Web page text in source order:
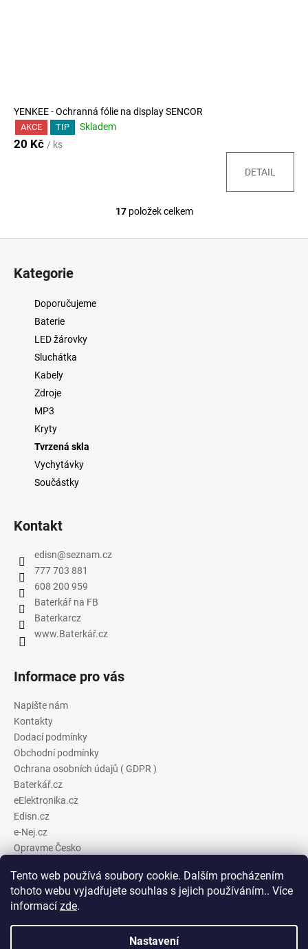
Tento web používá soubory cookie. Dalším procházením
tohoto webu vyjadřujete souhlas s jejich používáním.. Více
informací zde.
Nastavení
YENKEE - Ochranná fólie na display SENCOR
AKCE TIP Skladem
20 Kč / ks
DETAIL
O
17položek celkem
Kategorie
Doporučujeme
Baterie
LED žárovky
Sluchátka
Kabely
Zdroje
MP3
Kryty
Tvrzená skla
Vychytávky
Součástky
Kontakt
edisn@seznam.cz
777 703 881
608 200 959
Baterkář na FB
Baterkarcz
www.Baterkář.cz
Informace pro vás
Napište nám
Kontakty
Dodací podmínky
Obchodní podmínky
Ochrana osobních údajů ( GDPR )
Baterkář.cz
eElektronika.cz
Edisn.cz
e-Nej.cz
Opravme Česko
e-Nej.cz